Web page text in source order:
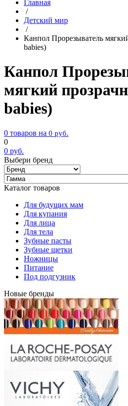
Главная
/
Детский мир
/
Канпол Прорезыватель
babies)
Канпол
мягкий
babies)
0 товаров на 0 руб.
0
0 руб.
Выбери бренд
Каталог товаров
Для будущих мам
Для купания
Для лица
Для тела
Зубные пасты
Зубные щетки
Ножницы
Питание
Под подгузник
Новые бренды